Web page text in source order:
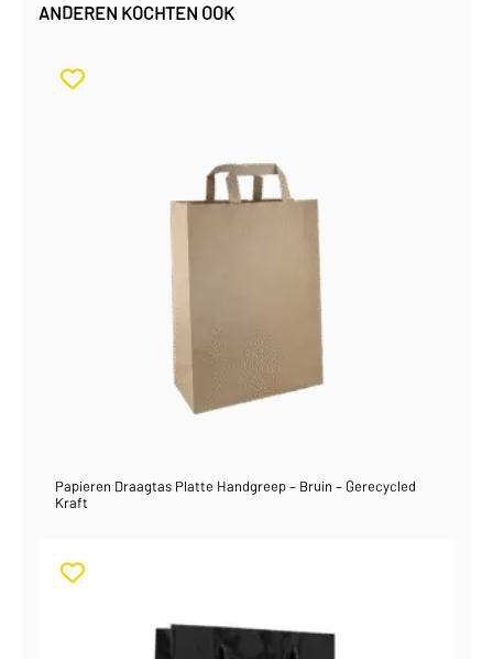
ANDEREN KOCHTEN OOK
Papieren Draagtas Platte Handgreep – Bruin – Gerecycled
Kraft